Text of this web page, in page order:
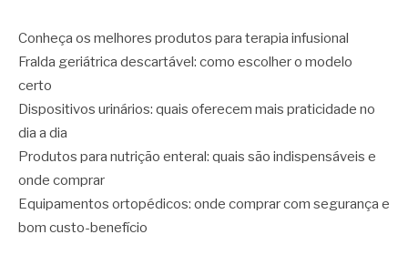
Conheça os melhores produtos para terapia infusional
Fralda geriátrica descartável: como escolher o modelo
certo
Dispositivos urinários: quais oferecem mais praticidade no
dia a dia
Produtos para nutrição enteral: quais são indispensáveis e
onde comprar
Equipamentos ortopédicos: onde comprar com segurança e
bom custo-benefício